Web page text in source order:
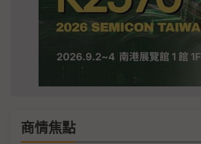
商情焦點